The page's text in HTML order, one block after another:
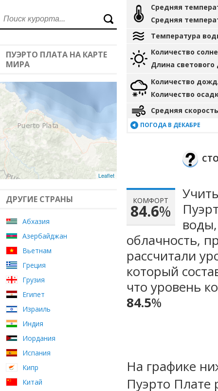
ПУЭРТО ПЛАТА НА КАРТЕ
МИРА
Leaflet
ДРУГИЕ СТРАНЫ
Абхазия
Азербайджан
Вьетнам
Греция
Грузия
Египет
Израиль
Индия
Иордания
Испания
Кипр
Китай
Средняя
Средняя
Температура
Количество
Длина светового
Количество
Количество
Средняя
ПОГОДА В ДЕКАБРЕ
КОМФОРТ
84.6%
облачность,
рассчитали
который
что уровень
84.5%
На графике
Пуэрто Плате